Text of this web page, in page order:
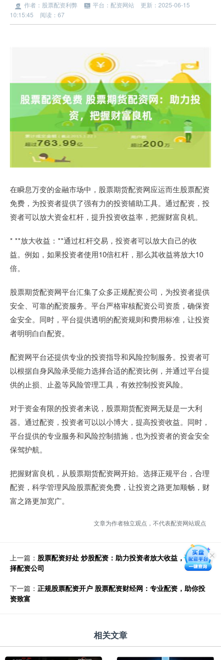
作者：股票配资利弊 平台：配资网站
更新：2025-06-15
10:15:45
阅读：67
在瞬息万变的金融市场中，股票期货配资网应运而生股票配资
免费，为投资者提供了强有力的投资辅助工具。通过配资，投
资者可以放大资金杠杆，提升投资收益率，把握财富良机。
* **放大收益：**通过杠杆交易，投资者可以放大自己的收
益。例如，如果投资者使用10倍杠杆，那么其收益将放大10
倍。
股票期货配资网平台汇集了众多正规配资公司，为投资者提供
安全、可靠的配资服务。平台严格审核配资公司资质，确保资
金安全。同时，平台提供透明的配资规则和费用标准，让投资
者明明白白配资。
配资网平台还提供专业的投资指导和风险控制服务。投资者可
以根据自身风险承受能力选择合适的配资比例，并通过平台提
供的止损、止盈等风险管理工具，有效控制投资风险。
对于资金有限的投资者来说，股票期货配资网无疑是一大利
器。通过配资，投资者可以以小博大，提高投资收益。同时，
平台提供的专业服务和风险控制措施，也为投资者的资金安全
保驾护航。
把握财富良机，从股票期货配资网开始。选择正规平台，合理
配资，科学管理风险股票配资免费，让投资之路更加顺畅，财
富之路更加宽广。
文章为作者独立观点，不代表配资网站观点
上一篇： 股票配资好处 炒股配资：助力投资者放大收益，谨慎选
择配资公司
下一篇： 正规股票配资开户 股票配资财经网：专业配资，助你投
资致富
相关文章